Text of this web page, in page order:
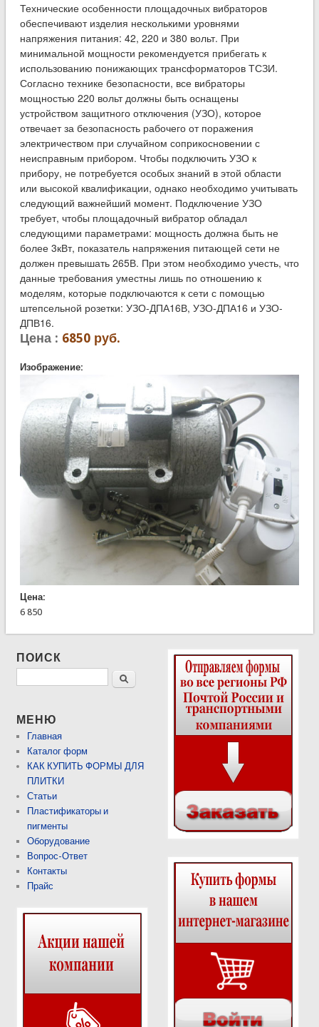
Технические особенности площадочных вибраторов
обеспечивают изделия несколькими уровнями
напряжения питания: 42, 220 и 380 вольт. При
минимальной мощности рекомендуется прибегать к
использованию понижающих трансформаторов ТСЗИ.
Согласно технике безопасности, все вибраторы
мощностью 220 вольт должны быть оснащены
устройством защитного отключения (УЗО), которое
отвечает за безопасность рабочего от поражения
электричеством при случайном соприкосновении с
неисправным прибором. Чтобы подключить УЗО к
прибору, не потребуется особых знаний в этой области
или высокой квалификации, однако необходимо учитывать
следующий важнейший момент. Подключение УЗО
требует, чтобы площадочный вибратор обладал
следующими параметрами: мощность должна быть не
более 3кВт, показатель напряжения питающей сети не
должен превышать 265В. При этом необходимо учесть, что
данные требования уместны лишь по отношению к
моделям, которые подключаются к сети с помощью
штепсельной розетки: УЗО-ДПА16В, УЗО-ДПА16 и УЗО-
ДПВ16.
Цена : 6850 руб.
Изображение:
Цена:
6 850
ПОИСК
Поиск
МЕНЮ
Главная
Каталог форм
КАК КУПИТЬ ФОРМЫ ДЛЯ
ПЛИТКИ
Статьи
Пластификаторы и
пигменты
Оборудование
Вопрос-Ответ
Контакты
Прайс